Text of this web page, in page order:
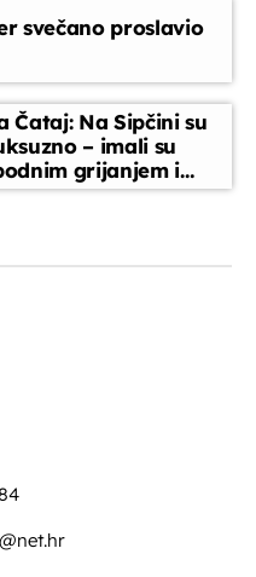
svečano proslavio
Čataj: Na Sipčini su
– imali su
grijanjem i